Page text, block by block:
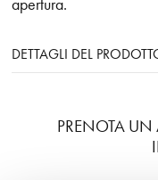
apertura.
DETTAGLI DEL
PRENOTA UN